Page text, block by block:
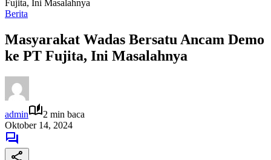
Fujita, Ini Masalahnya
Berita
Masyarakat Wadas Bersatu Ancam Demo
ke PT Fujita, Ini Masalahnya
admin
2 min baca
Oktober 14, 2024